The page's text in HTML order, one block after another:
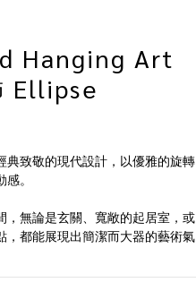
Hanging Art
Ellipse
典致敬的現代設計，以優雅的旋轉
。
，無論是玄關、寬敞的起居室，或
，都能展現出簡潔而大器的藝術氣